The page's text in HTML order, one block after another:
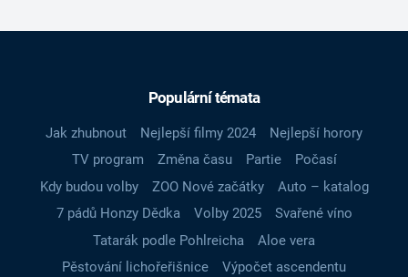
Populární témata
Jak zhubnout Nejlepší filmy 2024
Nejlepší horory
TV program
Změna času Partie
Počasí
Kdy budou volby
ZOO Nové začátky
Auto – katalog
7 pádů Honzy Dědka
Volby 2025
Svařené víno
Tatarák podle Pohlreicha
Aloe vera
Pěstování lichořeřišnice
Výpočet ascendentu